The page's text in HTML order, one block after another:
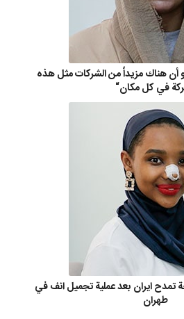
أن هناك مزيداً من الشركات مثل هذه
في كل مكان“
تمدح ايران بعد عملية تجميل انف في
طهران